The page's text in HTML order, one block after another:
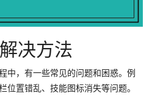
决方法
中，有一些常见的问题和困惑。例
位置错乱、技能图标消失等问题。